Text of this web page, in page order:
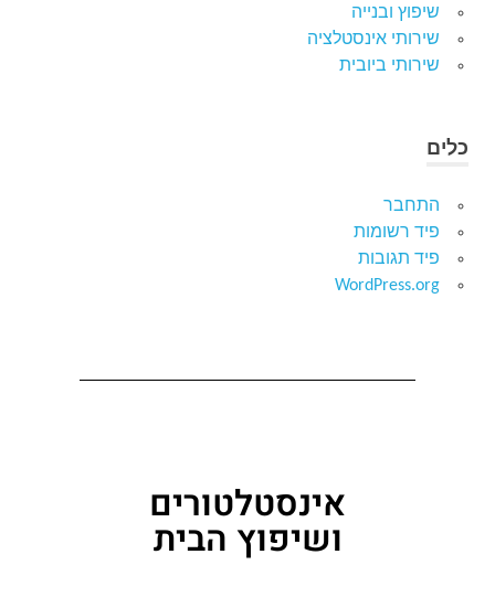
שיפוץ ובנייה
שירותי אינסטלציה
שירותי ביובית
כלים
התחבר
פיד רשומות
פיד תגובות
WordPress.org
אינסטלטורים
ושיפוץ הבית